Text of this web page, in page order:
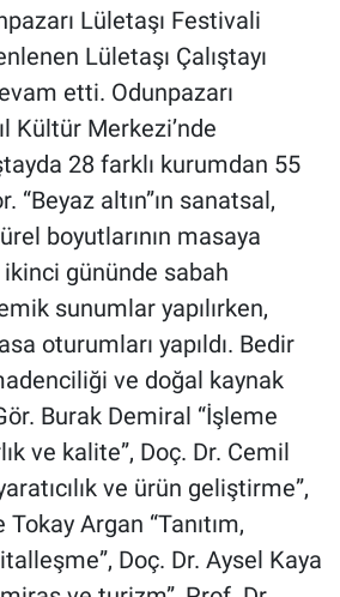
Lületaşı Festivali
Lületaşı Çalıştayı
etti. Odunpazarı
Kültür Merkezi’nde
28 farklı kurumdan 55
“Beyaz altın”ın sanatsal,
boyutlarının masaya
ikinci gününde sabah
sunumlar yapılırken,
oturumları yapıldı. Bedir
ve doğal kaynak
Burak Demiral “İşleme
ve kalite”, Doç. Dr. Cemil
ve ürün geliştirme”,
Argan “Tanıtım,
Doç. Dr. Aysel Kaya